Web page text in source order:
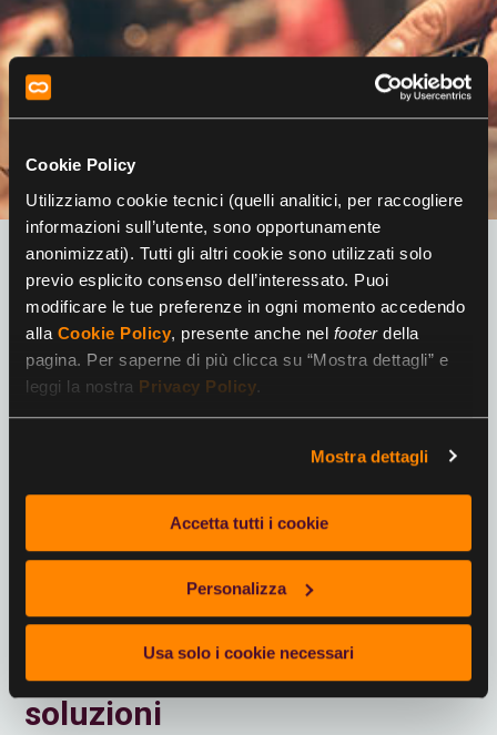
Cookie Policy
Utilizziamo cookie tecnici (quelli analitici, per raccogliere
informazioni sull’utente, sono opportunamente
anonimizzati). Tutti gli altri cookie sono utilizzati solo
previo esplicito consenso dell’interessato. Puoi
modificare le tue preferenze in ogni momento accedendo
alla Cookie Policy, presente anche nel footerdella
pagina. Per saperne di più clicca su “Mostra dettagli” e
leggi la nostra Privacy Policy.
Mostra dettagli
Accetta tutti i cookie
Personalizza
Usa solo i cookie necessari
Il Buono Shopping per spesa,
elettronica,
benzina etc.
Cadhoc, è unico perchè può essere speso in
una vasta rete di negozi dai brand noti vicino a
te: Coop, Unieuro, Sephora, Maison Du Monde
e tanti altri. Inoltre il buono acquisto cadhoc lo
convertiti online in gift cart dei nostri Partner:
Amazon, Q8, IP, Zalando, Decathlon, IBS etc.
sono più di 30.000.
Un solo portale tantissime
soluzioni